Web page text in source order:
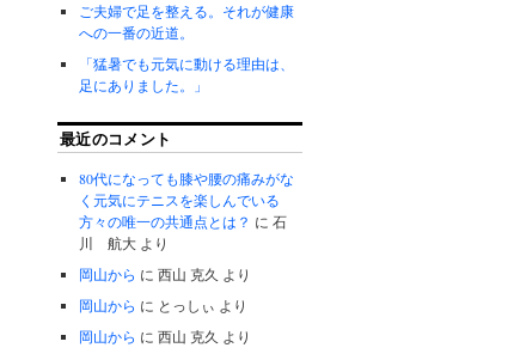
ご夫婦で足を整える。それが健康
への一番の近道。
「猛暑でも元気に動ける理由は、
足にありました。」
最近のコメント
80代になっても膝や腰の痛みがな
く元気にテニスを楽しんでいる
方々の唯一の共通点とは？ に石
川 航大 より
岡山から に西山 克久 より
岡山から に とっしぃ より
岡山から に西山 克久 より